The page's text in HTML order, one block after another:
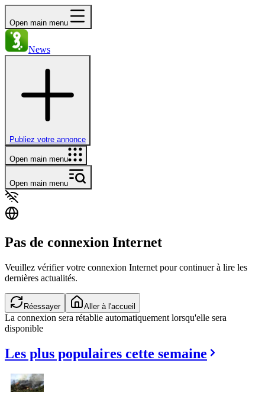
Open main menu
News
Publiez votre annonce
Open main menu
Open main menu
Pas de connexion Internet
Veuillez vérifier votre connexion Internet pour continuer à lire les
dernières actualités.
Réessayer Aller à l'accueil
La connexion sera rétablie automatiquement lorsqu'elle sera
disponible
Les plus populaires cette semaine